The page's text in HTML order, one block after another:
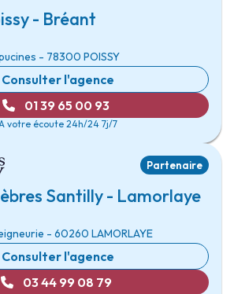
- Bréant
- 78300 POISSY
Consulter l'agence
01 39 65 00 93
votre écoute 24h/24 7j/7
Partenaire
Santilly - Lamorlaye
- 60260 LAMORLAYE
Consulter l'agence
03 44 99 08 79